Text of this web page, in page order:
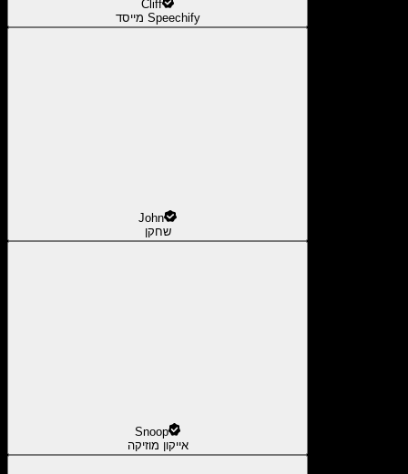
Cliff
מייסד Speechify
John
שחקן
Snoop
אייקון מוזיקה